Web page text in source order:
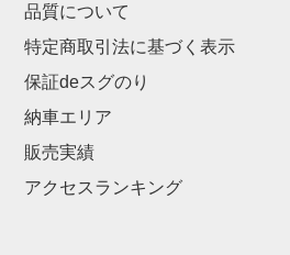
品質について
特定商取引法に基づく表示
保証deスグのり
納車エリア
販売実績
アクセスランキング